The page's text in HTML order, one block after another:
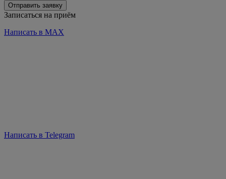
Отправить заявку
Записаться на приём
Написать в MAX
Написать в Telegram